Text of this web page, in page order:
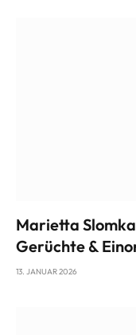
Marietta
Gerüchte &
13. JANUAR 2026